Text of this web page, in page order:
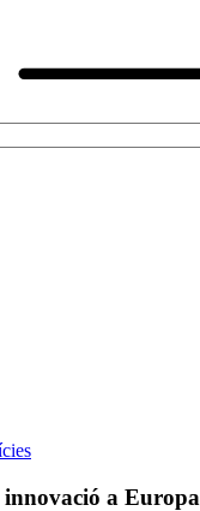
innovació a Europa